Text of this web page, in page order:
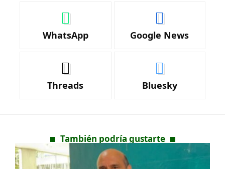
WhatsApp Google News
Threads Bluesky
También podría gustarte